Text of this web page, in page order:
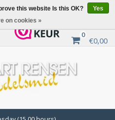
0
€0,00
this website Is this OK?
Yes
on cookies »